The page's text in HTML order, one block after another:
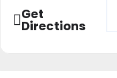
Get
Directions